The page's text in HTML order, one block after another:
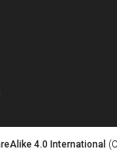
4.0 International